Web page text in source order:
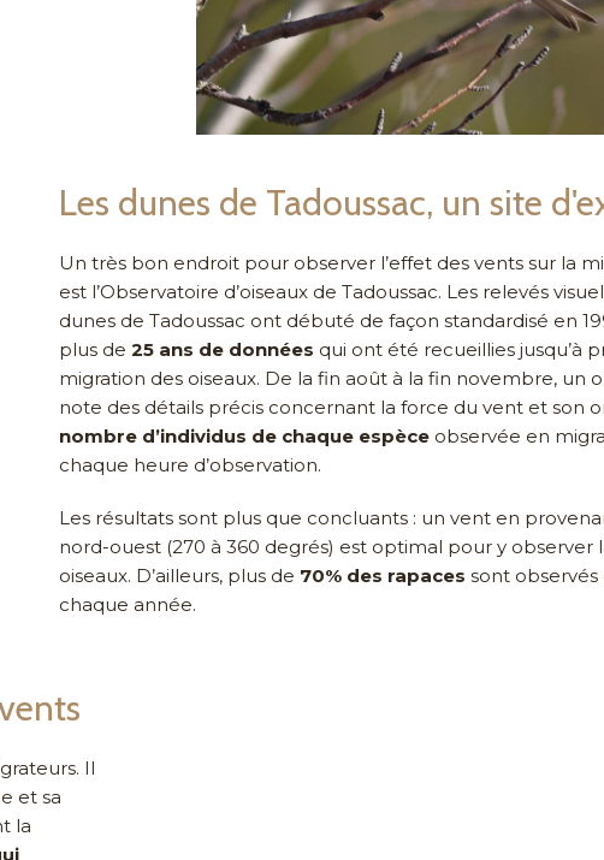
Les dunes de Tadoussac, un site
Un très bon endroit pour observer l’effet des vents sur la
est l’Observatoire d’oiseaux de Tadoussac. Les relevés
dunes de Tadoussac ont débuté de façon standardisé en
plus de 25 ans de données qui ont été recueillies jusqu’à
migration des oiseaux. De la fin août à la fin novembre, un
note des détails précis concernant la force du vent et son
nombre d’individus de chaque espèceobservée en
chaque heure d’observation.
Les résultats sont plus que concluants : un vent en
nord-ouest (270 à 360 degrés) est optimal pour y observer
oiseaux. D’ailleurs, plus de 70% des rapaces sont observés
chaque année.
Il
et sa
la